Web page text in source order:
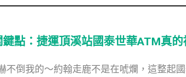
點：捷運頂溪站國泰世華ATM真
不倒我的～約翰走鹿不是在唬爛，這整起